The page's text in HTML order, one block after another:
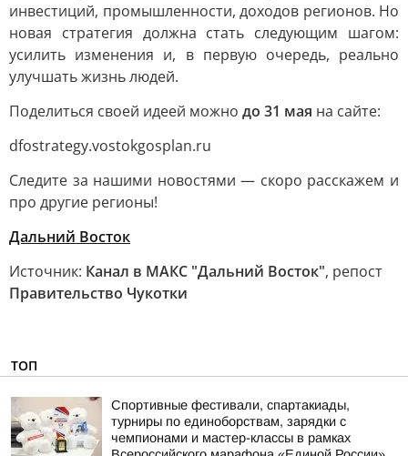
инвестиций, промышленности, доходов регионов. Но
новая стратегия должна стать следующим шагом:
усилить изменения и, в первую очередь, реально
улучшать жизнь людей.
Поделиться своей идеей можно до 31 мая на сайте:
dfostrategy.vostokgosplan.ru
Следите за нашими новостями — скоро расскажем и
про другие регионы!
Дальний Восток
Источник: Канал в МАКС "Дальний Восток", репост
Правительство Чукотки
ТОП
Спортивные фестивали, спартакиады,
турниры по единоборствам, зарядки с
чемпионами и мастер-классы в рамках